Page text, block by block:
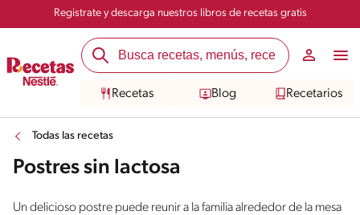
Registrate y descarga nuestros libros de recetas gratis
Recetas Blog Recetarios
Todas las recetas
Postres sin lactosa
Un delicioso postre puede reunir a la familia alrededor de la mesa